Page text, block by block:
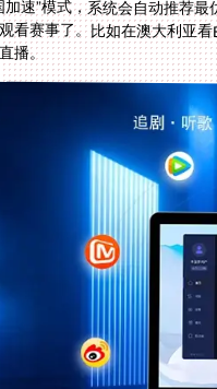
播。